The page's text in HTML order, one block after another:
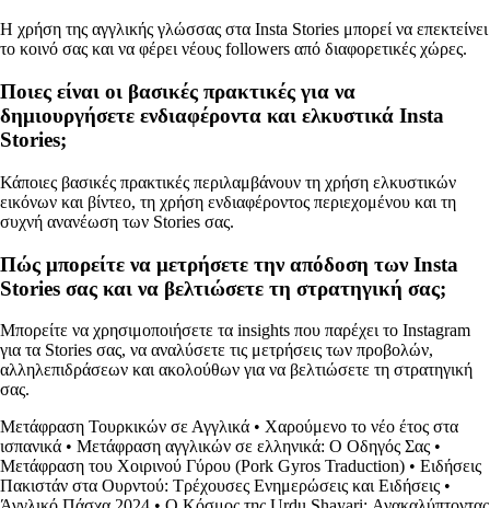
Η χρήση της αγγλικής γλώσσας στα Insta Stories μπορεί να επεκτείνει
το κοινό σας και να φέρει νέους followers από διαφορετικές χώρες.
Ποιες είναι οι βασικές πρακτικές για να
δημιουργήσετε ενδιαφέροντα και ελκυστικά Insta
Stories;
Κάποιες βασικές πρακτικές περιλαμβάνουν τη χρήση ελκυστικών
εικόνων και βίντεο, τη χρήση ενδιαφέροντος περιεχομένου και τη
συχνή ανανέωση των Stories σας.
Πώς μπορείτε να μετρήσετε την απόδοση των Insta
Stories σας και να βελτιώσετε τη στρατηγική σας;
Μπορείτε να χρησιμοποιήσετε τα insights που παρέχει το Instagram
για τα Stories σας, να αναλύσετε τις μετρήσεις των προβολών,
αλληλεπιδράσεων και ακολούθων για να βελτιώσετε τη στρατηγική
σας.
Μετάφραση Τουρκικών σε Αγγλικά • Χαρούμενο το νέο έτος στα
ισπανικά • Μετάφραση αγγλικών σε ελληνικά: Ο Οδηγός Σας •
Μετάφραση του Χοιρινού Γύρου (Pork Gyros Traduction) • Ειδήσεις
Πακιστάν στα Ουρντού: Τρέχουσες Ενημερώσεις και Ειδήσεις •